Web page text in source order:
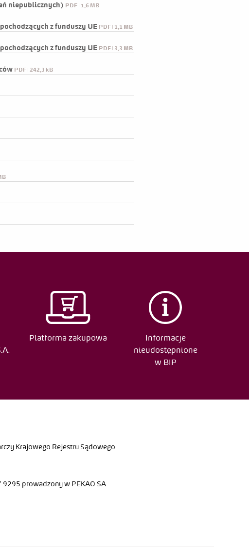
niepublicznych) PDF | 1,6 MB
z funduszy UE PDF | 1,1 MB
z funduszy UE PDF | 3,3 MB
PDF | 242,3 kB
Platforma zakupowa
Informacje
nieudostępnione
w BIP
Krajowego Rejestru Sądowego
prowadzony w PEKAO SA